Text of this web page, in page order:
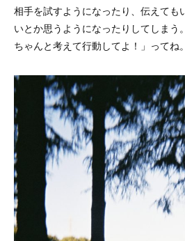
相手を試すようになったり、伝えても
いとか思うようになったりしてしまう
ちゃんと考えて行動してよ！」ってね。